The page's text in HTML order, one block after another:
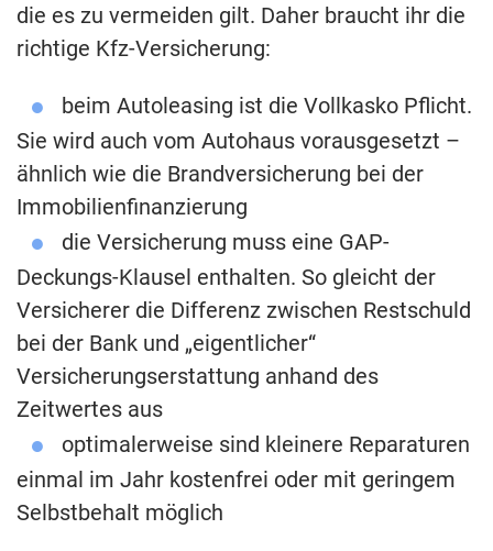
die es zu vermeiden gilt. Daher braucht ihr die
richtige Kfz-Versicherung:
beim Autoleasing ist die Vollkasko Pflicht.
Sie wird auch vom Autohaus vorausgesetzt –
ähnlich wie die Brandversicherung bei der
Immobilienfinanzierung
die Versicherung muss eine GAP-
Deckungs-Klausel enthalten. So gleicht der
Versicherer die Differenz zwischen Restschuld
bei der Bank und „eigentlicher“
Versicherungserstattung anhand des
Zeitwertes aus
optimalerweise sind kleinere Reparaturen
einmal im Jahr kostenfrei oder mit geringem
Selbstbehalt möglich